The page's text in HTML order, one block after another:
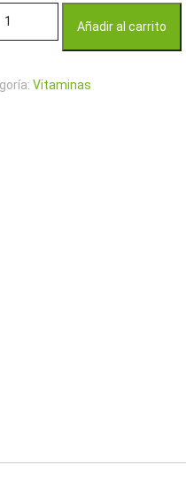
Añadir al carrito
Vitaminas